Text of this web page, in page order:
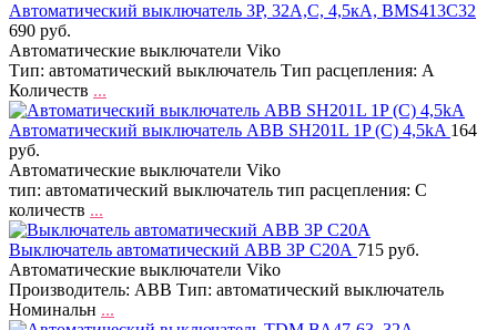
Автоматический выключатель 3P, 32A,C, 4,5кА, BMS413C32
690 руб.
Автоматические выключатели Viko
Тип: автоматический выключатель Тип расцепления: A
Количеств ...
Автоматический выключатель ABB SH201L 1P (C) 4,5kA 164
руб.
Автоматические выключатели Viko
тип: автоматический выключатель тип расцепления: C
количеств ...
Выключатель автоматический АВВ 3Р С20А 715 руб.
Автоматические выключатели Viko
Производитель: ABB Тип: автоматический выключатель
Номинальн ...